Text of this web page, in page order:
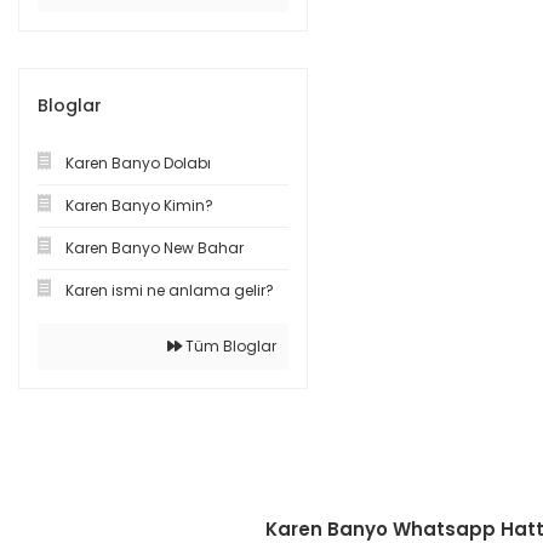
Bloglar
Karen Banyo Dolabı
Karen Banyo Kimin?
Karen Banyo New Bahar
Karen ismi ne anlama gelir?
Tüm Bloglar
Karen Banyo Whatsapp